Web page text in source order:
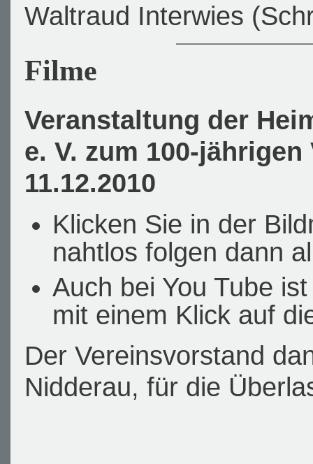
Waltraud Interwies
Filme
Veranstaltung der
e. V. zum 100-
11.12.2010
Klicken Sie in der
nahtlos folgen dann
Auch bei You Tube
mit einem Klick auf
Der Vereinsvorstand
Nidderau, für die